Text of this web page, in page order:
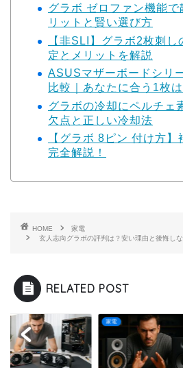
グラボ ゼロファン機能で
リットと賢い選び方
【非SLI】グラボ2枚刺
定とメリットを解説
ASUSマザーボードシリ
比較｜あなたに合う1枚は
グラボの冷却にペルチェ
欠点と正しい冷却法
【グラボ 8ピン 付け方
完全解説！
HOME
家電
玄人志向グラボの評判は？安い理由と後悔し
RELATED POST
家電